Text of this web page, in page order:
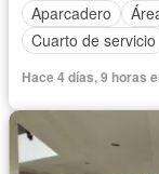
Aparcadero
Cuarto de servicio
Hace 4 días, 9 horas